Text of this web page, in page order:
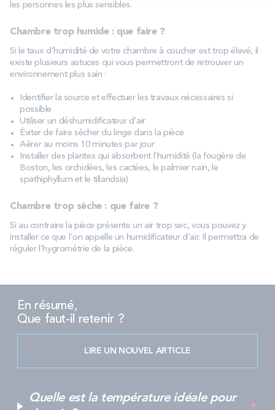
les personnes les plus sensibles.
Chambre trop humide : que faire ?
Si le taux d’humidité de votre chambre à coucher est trop élevé, il
existe plusieurs astuces qui vous permettront de retrouver un
environnement plus sain :
Identifier la source et effectuer les travaux nécessaires si
possible
Utiliser un déshumidificateur d’air
Éviter de faire sécher du linge dans la pièce
Aérer au moins 10 minutes par jour
Installer des plantes qui absorbent l’humidité (la fougère de
Boston, les orchidées, les cactées, le palmier nain, le
spathiphyllum et le tillandsia)
Chambre trop sèche : que faire ?
Si au contraire la pièce présente un air trop sec, vous pouvez y
installer ce que l’on appelle un humidificateur d’air. Il permettra de
réguler l’hygrométrie de la pièce.
En résumé,
Que faut-il retenir ?
LIRE UN NOUVEL ARTICLE
Quelle est la température idéale pour